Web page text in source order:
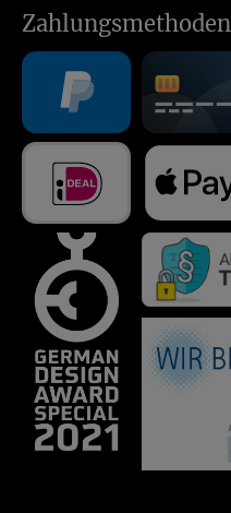
Zahlungsmethoden